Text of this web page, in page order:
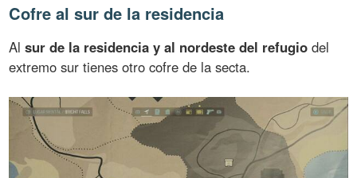
Cofre al sur de la residencia
Alsur de la residencia y al nordeste del refugio del
extremo sur tienes otro cofre de la secta.